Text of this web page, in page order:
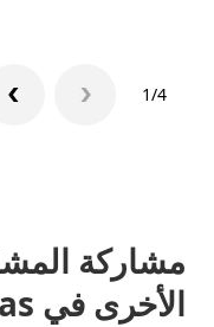
1/4
مشاركة
الأخرى في Malpas، إنجلترا